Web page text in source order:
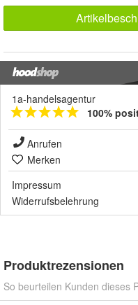
1a-handelsagentur
100%
Anrufen
Merken
Impressum
Widerrufsbelehrung
Produktrezensionen
So beurteilen Kunden dieses